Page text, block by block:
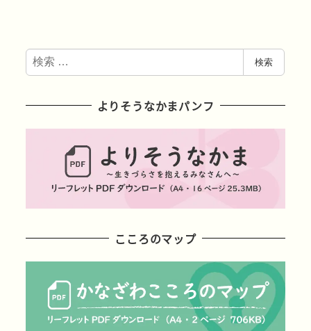
検
索
検索
よりそうなかまパンフ
こころのマップ